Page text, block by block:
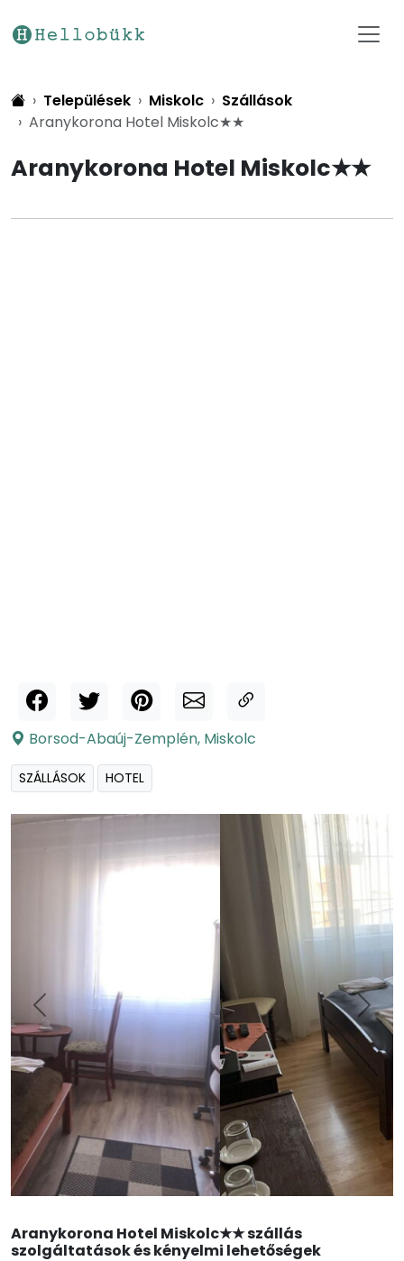
Települések Miskolc
Szállások
Aranykorona Hotel Miskolc★★
Aranykorona Hotel Miskolc★★
Borsod-Abaúj-Zemplén, Miskolc
SZÁLLÁSOK HOTEL
Aranykorona Hotel Miskolc★★ szállás
szolgáltatások és kényelmi lehetőségek